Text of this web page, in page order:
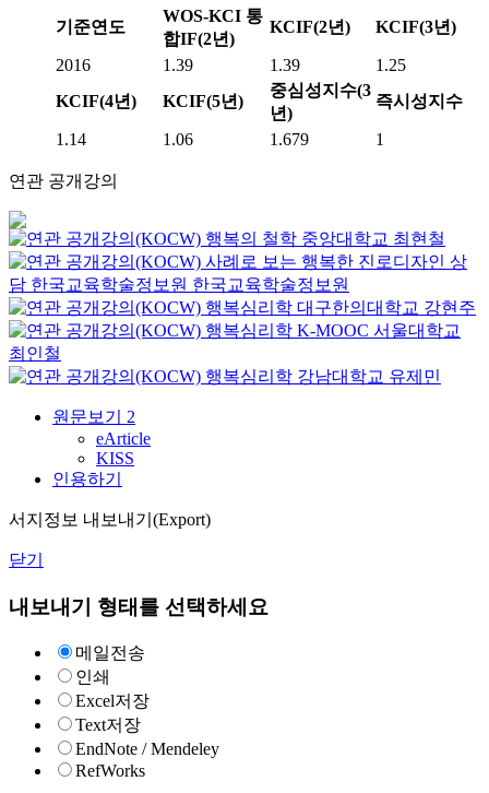
기준연도
WOS-KCI 통
합IF(2년)
KCIF(2년) KCIF(3년)
2016 1.39 1.39
1.25
KCIF(4년)
KCIF(5년)
중심성지수(3
년)
즉시성지수
1.14 1.06 1.679 1
연관 공개강의
행복의 철학 중앙대학교 최현철
사례로 보는 행복한 진로디자인 상
담 한국교육학술정보원 한국교육학술정보원
행복심리학 대구한의대학교 강현주
행복심리학 K-MOOC 서울대학교
최인철
행복심리학 강남대학교 유제민
원문보기 2
eArticle
KISS
인용하기
서지정보 내보내기(Export)
닫기
내보내기 형태를 선택하세요
메일전송
인쇄
Excel저장
Text저장
EndNote / Mendeley
RefWorks